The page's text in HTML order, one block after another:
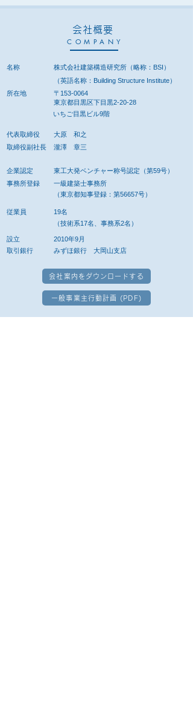
会社概要
COMPANY
名称
株式会社建築構造研究所（略称：BSI）
（英語名称：Building Structure Institute）
所在地
〒153-0064
東京都目黒区下目黒2-20-28
いちご目黒ビル9階
代表取締役
取締役副社長
大原 和之
瀧澤 章三
企業認定
事務所登録
東工大発ベンチャー称号認定（第59号）
一級建築士事務所
（東京都知事登録：第56657号）
従業員
19名
（技術系17名、事務系2名）
設立
取引銀行
2010年9月
みずほ銀行 大岡山支店
会社案内をダウンロードする
一般事業主行動計画 (PDF)